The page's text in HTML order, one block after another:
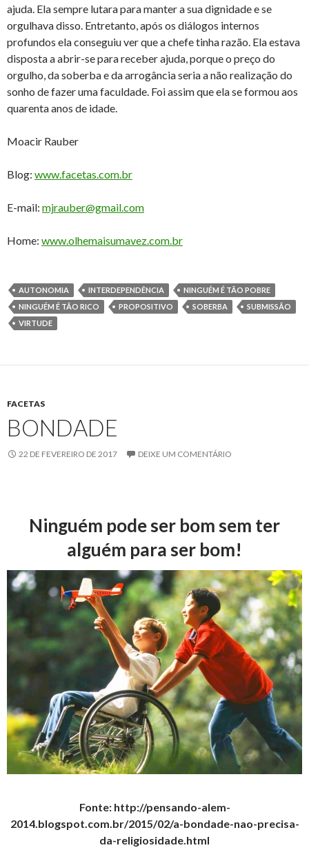
ajuda. Ela sempre lutara para manter a sua dignidade e se
orgulhava disso. Entretanto, após os diálogos internos
profundos ela conseguiu ver que a chefe tinha razão. Ela estava
disposta a abrir-se para receber ajuda, porque o preço do
orgulho, da soberba e da arrogância seria a não realização do
sonho de fazer uma faculdade. Foi assim que ela se formou aos
quarenta anos de idade.
Moacir Rauber
Blog: www.facetas.com.br
E-mail: mjrauber@gmail.com
Home: www.olhemaisumavez.com.br
AUTONOMIA INTERDEPENDÊNCIA
NINGUÉM É TÃO POBRE
NINGUÉM É TÃO RICO
PROPOSITIVO SOBERBA
SUBMISSÃO
VIRTUDE
FACETAS
BONDADE
22 DE FEVEREIRO DE 2017 DEIXE UM COMENTÁRIO
Ninguém pode ser bom sem ter
alguém para ser bom!
Fonte: http://pensando-alem-
2014.blogspot.com.br/2015/02/a-bondade-nao-precisa-
da-religiosidade.html